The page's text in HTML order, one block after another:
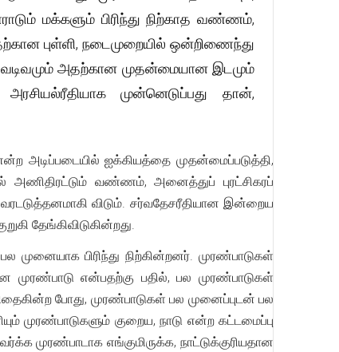
மக்களும் பிரிந்து நிற்காத வண்ணம்,
புள்ளி, நடைமுறையில் ஒன்றிணைந்து
அதற்கான முதன்மையான இடமும்
முன்னெடுப்பது தான்,
அடிப்படையில் ஐக்கியத்தை முதன்மைப்படுத்தி,
அணிதிரட்டும் வண்ணம், அனைத்துப் புரட்சிகரப்
விடும். சர்வதேசரீதியான இன்றைய
தேங்கிவிடுகின்றது.
முனையாக பிரிந்து நிற்கின்றனர். முரண்பாடுகள்
முரண்பாடு என்பதற்கு பதில், பல முரண்பாடுகள்
போது, முரண்பாடுகள் பல முனைப்புடன் பல
முரண்பாடுகளும் குறைய, நாடு என்ற கட்டமைப்பு
முரண்பாடாக எங்குமிருக்க, நாட்டுக்குரியதான